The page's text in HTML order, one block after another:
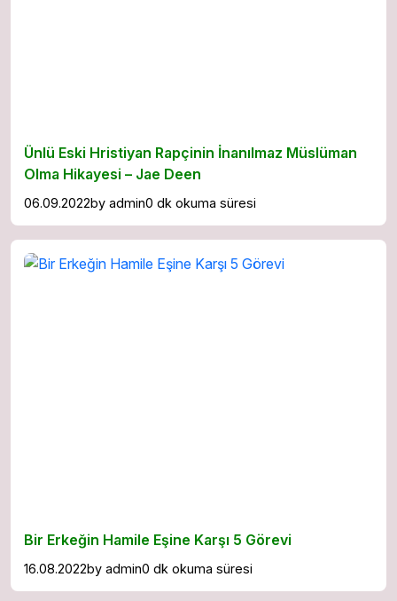
Ünlü Eski Hristiyan Rapçinin İnanılmaz Müslüman
Olma Hikayesi – Jae Deen
06.09.2022by admin0 dk okuma süresi
Bir Erkeğin Hamile Eşine Karşı 5 Görevi
16.08.2022by admin0 dk okuma süresi